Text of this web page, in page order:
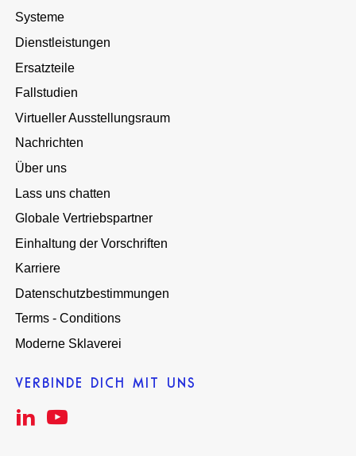
Systeme
Dienstleistungen
Ersatzteile
Fallstudien
Virtueller Ausstellungsraum
Nachrichten
Über uns
Lass uns chatten
Globale Vertriebspartner
Einhaltung der Vorschriften
Karriere
Datenschutzbestimmungen
Terms - Conditions
Moderne Sklaverei
VERBINDE DICH MIT UNS